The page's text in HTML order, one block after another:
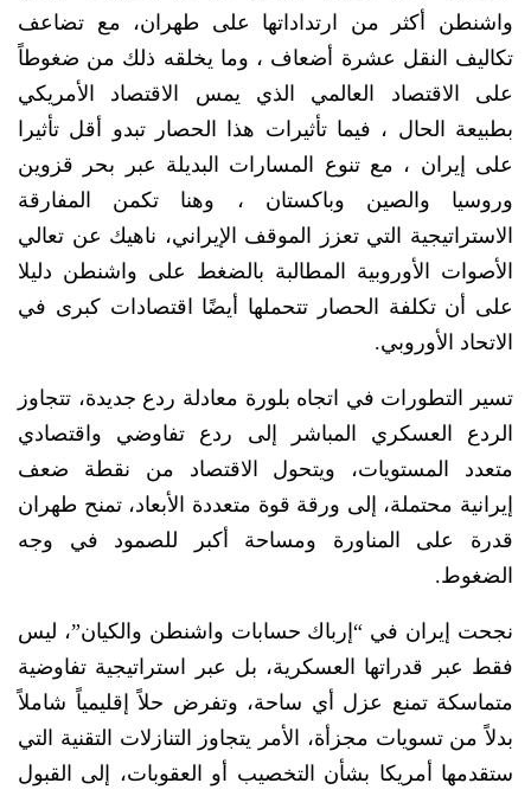
واشنطن أكثر من ارتداداتها على طهران، مع تضاعف
تكاليف النقل عشرة أضعاف ، وما يخلقه ذلك من ضغوطاً
على الاقتصاد العالمي الذي يمس الاقتصاد الأمريكي
بطبيعة الحال ، فيما تأثيرات هذا الحصار تبدو أقل تأثيرا
على إيران ، مع تنوع المسارات البديلة عبر بحر قزوين
وروسيا والصين وباكستان ، وهنا تكمن المفارقة
الاستراتيجية التي تعزز الموقف الإيراني، ناهيك عن تعالي
الأصوات الأوروبية المطالبة بالضغط على واشنطن دليلا
على أن تكلفة الحصار تتحملها أيضًا اقتصادات كبرى في
الاتحاد الأوروبي.
تسير التطورات في اتجاه بلورة معادلة ردع جديدة، تتجاوز
الردع العسكري المباشر إلى ردع تفاوضي واقتصادي
متعدد المستويات، ويتحول الاقتصاد من نقطة ضعف
إيرانية محتملة، إلى ورقة قوة متعددة الأبعاد، تمنح طهران
قدرة على المناورة ومساحة أكبر للصمود في وجه
الضغوط.
نجحت إيران في “إرباك حسابات واشنطن والكيان”، ليس
فقط عبر قدراتها العسكرية، بل عبر استراتيجية تفاوضية
متماسكة تمنع عزل أي ساحة، وتفرض حلاً إقليمياً شاملاً
بدلاً من تسويات مجزأة، الأمر يتجاوز التنازلات التقنية التي
ستقدمها أمريكا بشأن التخصيب أو العقوبات، إلى القبول